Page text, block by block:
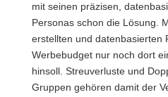
mit seinen präzisen,
Personas schon die Lösung.
erstellten und datenbasierten
Werbebudget nur noch dort
hinsoll. Streuverluste und
Gruppen gehören damit der